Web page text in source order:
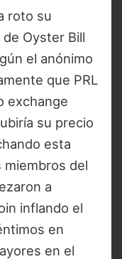
roto su
de Oyster Bill
el anónimo
que PRL
exchange
su precio
esta
miembros del
a
inflando el
en
en el